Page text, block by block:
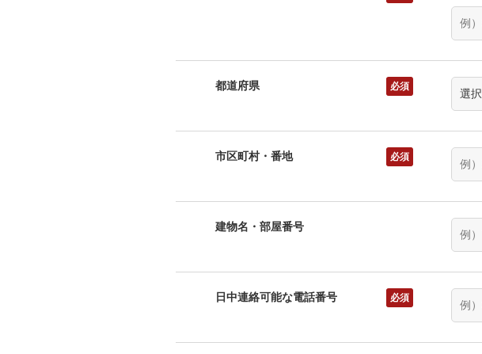
都道府県 必須
市区町村・番地 必須
建物名・部屋番号
日中連絡可能な電話番号 必須